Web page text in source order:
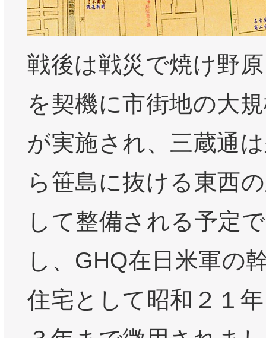
戦後は戦災で焼け野
を契機に市街地の大
が実施され、三蔵通
ら笹島に抜ける東西
して整備される予定
し、GHQ在日米軍の
住宅として昭和２１